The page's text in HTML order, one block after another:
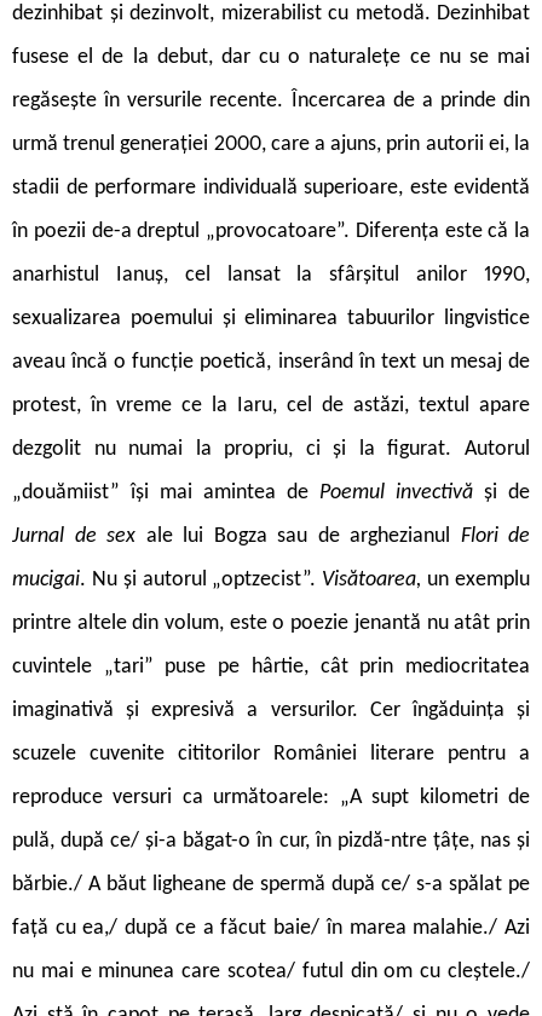
dezinhibat și dezinvolt, mizerabilist cu metodă. Dezinhibat
fusese el de la debut, dar cu o naturalețe ce nu se mai
regăsește în versurile recente. Încercarea de a prinde din
urmă trenul generației 2000, care a ajuns, prin autorii ei, la
stadii de performare individuală superioare, este evidentă
în poezii de-a dreptul „provocatoare”. Diferența este că la
anarhistul Ianuș, cel lansat la sfârșitul anilor 1990,
sexualizarea poemului și eliminarea tabuurilor lingvistice
aveau încă o funcție poetică, inserând în text un mesaj de
protest, în vreme ce la Iaru, cel de astăzi, textul apare
dezgolit nu numai la propriu, ci și la figurat. Autorul
„douămiist” își mai amintea de Poemul invectivă și de
Jurnal de sex ale lui Bogza sau de arghezianul Flori de
mucigai. Nu și autorul „optzecist”. Visătoarea, un exemplu
printre altele din volum, este o poezie jenantă nu atât prin
cuvintele „tari” puse pe hârtie, cât prin mediocritatea
imaginativă și expresivă a versurilor. Cer îngăduința și
scuzele cuvenite cititorilor României literare pentru a
reproduce versuri ca următoarele: „A supt kilometri de
pulă, după ce/ și-a băgat-o în cur, în pizdă-ntre țâțe, nas și
bărbie./ A băut ligheane de spermă după ce/ s-a spălat pe
față cu ea,/ după ce a făcut baie/ în marea malahie./ Azi
nu mai e minunea care scotea/ futul din om cu cleștele./